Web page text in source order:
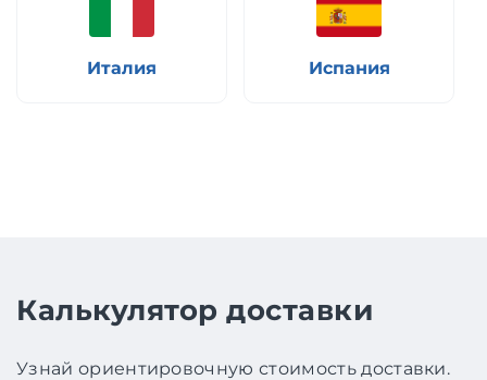
Италия Испания
Калькулятор доставки
Узнай ориентировочную стоимость доставки.